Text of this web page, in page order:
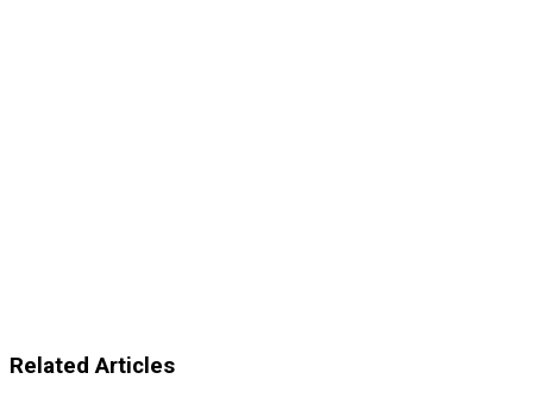
Related Articles